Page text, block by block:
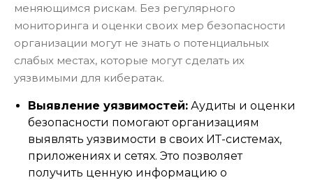
меняющимся рискам. Без регулярного
мониторинга и оценки своих мер безопасности
организации могут не знать о потенциальных
слабых местах, которые могут сделать их
уязвимыми для кибератак.
Выявление уязвимостей: Аудиты и оценки
безопасности помогают организациям
выявлять уязвимости в своих ИТ-системах,
приложениях и сетях. Это позволяет
получить ценную информацию о